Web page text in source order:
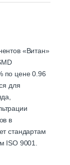
«Витан»
по цене 0.96
для
в
стандартам
ISO 9001.